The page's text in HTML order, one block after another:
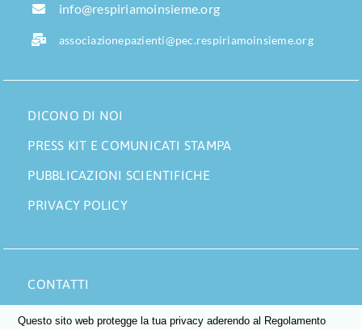
info@respiriamoinsieme.org
associazionepazienti@pec.respiriamoinsieme.org
DICONO DI NOI
PRESS KIT E COMUNICATI STAMPA
PUBBLICAZIONI SCIENTIFICHE
PRIVACY POLICY
CONTATTI
AREA SOCI
Questo sito web protegge la tua privacy aderendo al Regolamento